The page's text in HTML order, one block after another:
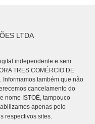
LTDA
independente e sem
TRES COMÉRCIO DE
Informamos também que não
cancelamento do
nome ISTOÉ, tampouco
apenas pelo
respectivos sites.